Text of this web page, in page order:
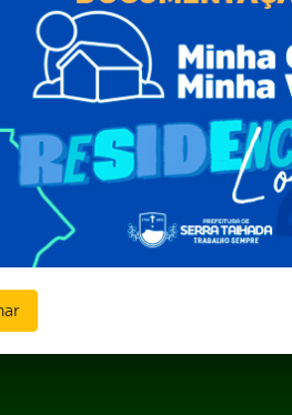
Prestação de Contas